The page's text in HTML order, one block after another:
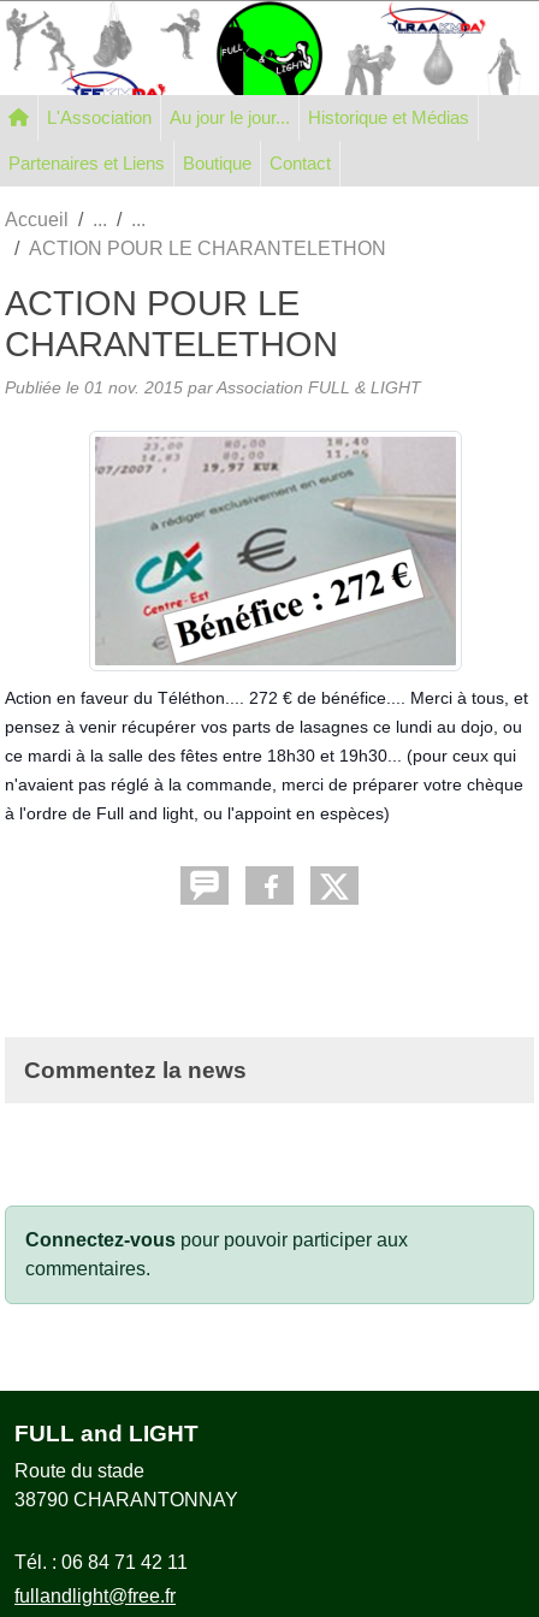
L'Association Au jour le jour... Historique et Médias
Partenaires et Liens Boutique Contact
Accueil
ACTION POUR LE CHARANTELETHON
ACTION POUR LE
CHARANTELETHON
Publiée le 01 nov. 2015 par Association FULL & LIGHT
Action en faveur du Téléthon.... 272 € de bénéfice.... Merci à tous, et
pensez à venir récupérer vos parts de lasagnes ce lundi au dojo, ou
ce mardi à la salle des fêtes entre 18h30 et 19h30... (pour ceux qui
n'avaient pas réglé à la commande, merci de préparer votre chèque
à l'ordre de Full and light, ou l'appoint en espèces)
Commentez la news
Connectez-vous pour pouvoir participer aux
commentaires.
FULL and LIGHT
Route du stade
38790 CHARANTONNAY
Tél. : 06 84 71 42 11
fullandlight@free.fr
Panneau de gestion des cookies